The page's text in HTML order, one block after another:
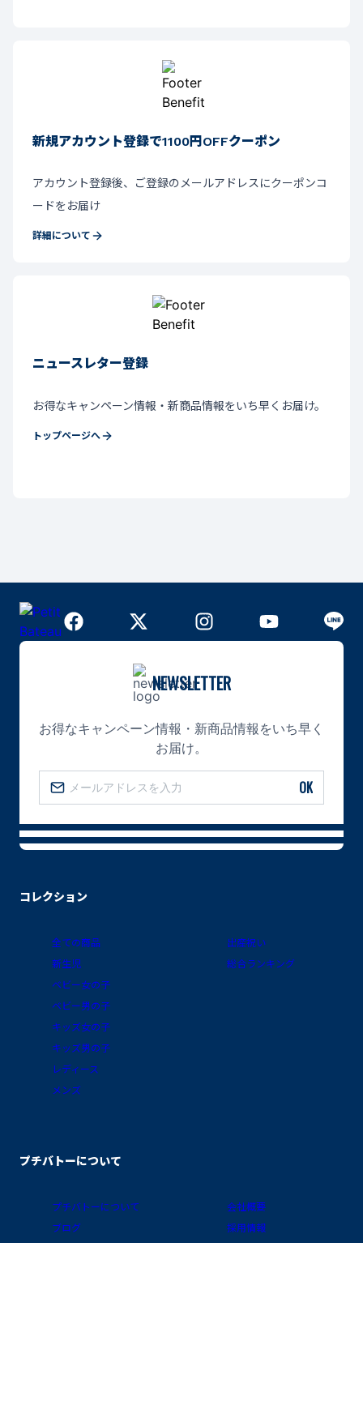
新規アカウント登録で1100円OFFクーポン
アカウント登録後、ご登録のメールアドレスにクーポンコ
ードをお届け
詳細について
ニュースレター登録
お得なキャンペーン情報・新商品情報をいち早くお届け。
トップページへ
コレクション
全ての商品
新生児
ベビー女の子
ベビー男の子
キッズ女の子
キッズ男の子
レディース
メンズ
出産祝い
総合ランキング
プチバトーについて
プチバトーについて
ブログ
会社概要
採用情報
NEWSLETTER
お得なキャンペーン情報・新商品情報をいち早く
お届け。
OK